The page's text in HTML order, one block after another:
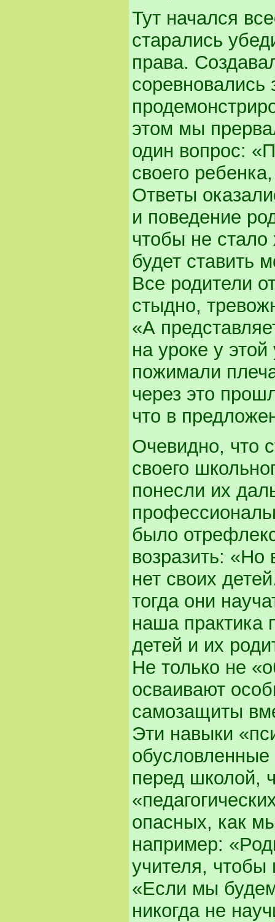
Тут начался
старались
права.
этом мы
один вопрос:
своего
Ответы
и поведение
чтобы не стало
будет ставить
Все родители
стыдно,
«А
на уроке у
пожимали
через это
что в
Очевидно, что
своего
понесли их
было
возразить: «Но
нет своих
тогда они
наша практика
детей и их
Не только не
осваивают
самозащиты
Эти навыки
перед школой,
опасных, как
например:
учителя, чтобы
«Если мы
никогда не